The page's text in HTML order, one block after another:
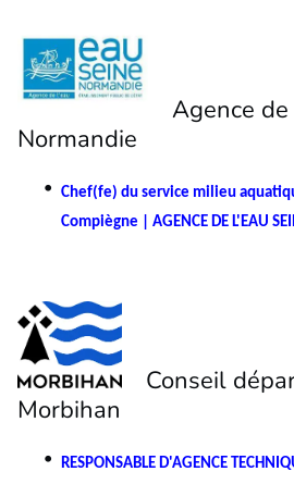
Agence
Normandie
Chef(fe) du service milieu
Compiègne | AGENCE DE L'EAU
Conseil
Morbihan
RESPONSABLE D'AGENCE